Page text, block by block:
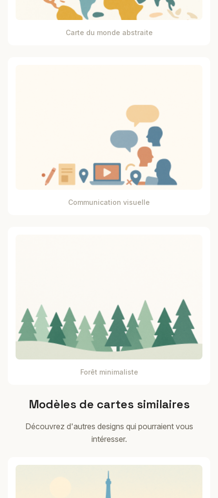
Carte du monde abstraite
Communication visuelle
Forêt minimaliste
Modèles de cartes similaires
Découvrez d'autres designs qui pourraient vous
intéresser.